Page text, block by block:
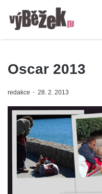
Oscar 2013
redakce 28. 2. 2013